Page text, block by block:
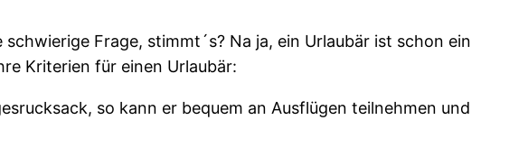
Frage, stimmt´s? Na ja, ein Urlaubär ist schon ein
Kriterien für einen Urlaubär:
so kann er bequem an Ausflügen teilnehmen und